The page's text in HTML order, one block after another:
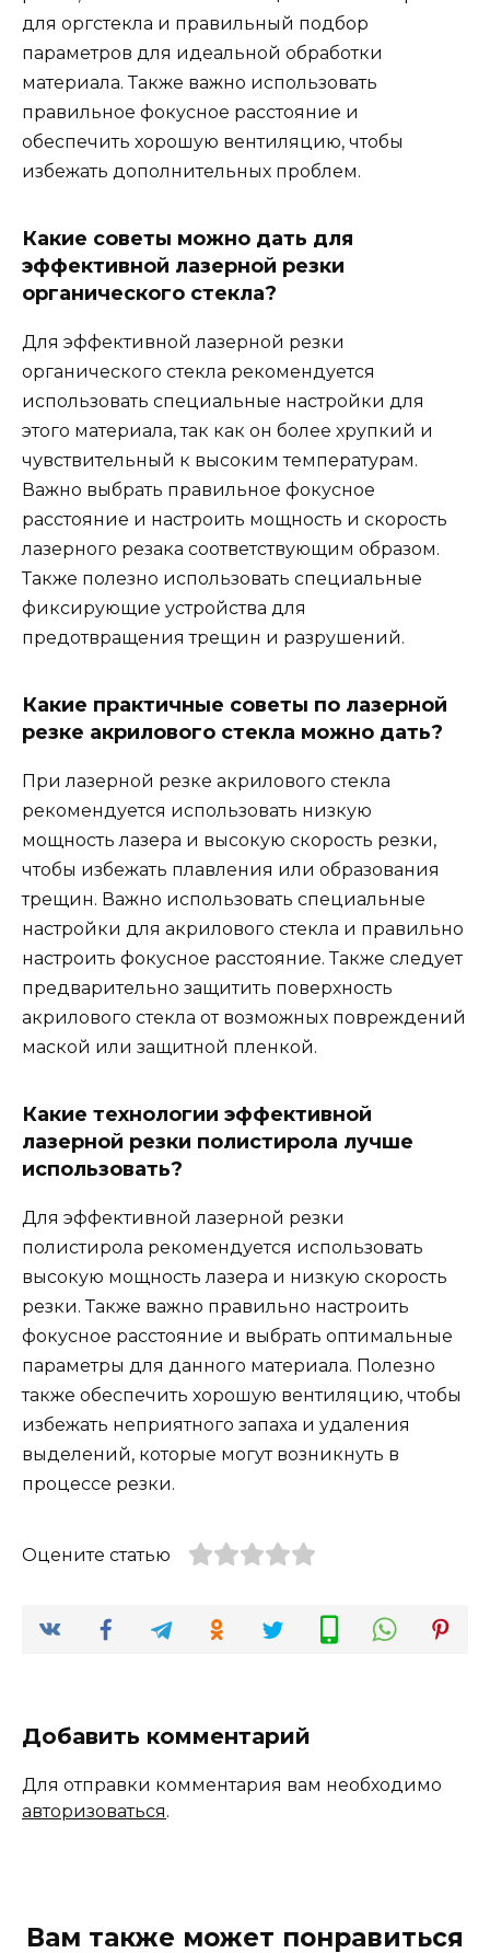
для оргстекла и правильный подбор
параметров для идеальной обработки
материала. Также важно использовать
правильное фокусное расстояние и
обеспечить хорошую вентиляцию, чтобы
избежать дополнительных проблем.
Какие советы можно дать для
эффективной лазерной резки
органического стекла?
Для эффективной лазерной резки
органического стекла рекомендуется
использовать специальные настройки для
этого материала, так как он более хрупкий и
чувствительный к высоким температурам.
Важно выбрать правильное фокусное
расстояние и настроить мощность и скорость
лазерного резака соответствующим образом.
Также полезно использовать специальные
фиксирующие устройства для
предотвращения трещин и разрушений.
Какие практичные советы по лазерной
резке акрилового стекла можно дать?
При лазерной резке акрилового стекла
рекомендуется использовать низкую
мощность лазера и высокую скорость резки,
чтобы избежать плавления или образования
трещин. Важно использовать специальные
настройки для акрилового стекла и правильно
настроить фокусное расстояние. Также следует
предварительно защитить поверхность
акрилового стекла от возможных повреждений
маской или защитной пленкой.
Какие технологии эффективной
лазерной резки полистирола лучше
использовать?
Для эффективной лазерной резки
полистирола рекомендуется использовать
высокую мощность лазера и низкую скорость
резки. Также важно правильно настроить
фокусное расстояние и выбрать оптимальные
параметры для данного материала. Полезно
также обеспечить хорошую вентиляцию, чтобы
избежать неприятного запаха и удаления
выделений, которые могут возникнуть в
процессе резки.
Оцените статью
Добавить комментарий
Для отправки комментария вам необходимо
авторизоваться.
Вам также может понравиться